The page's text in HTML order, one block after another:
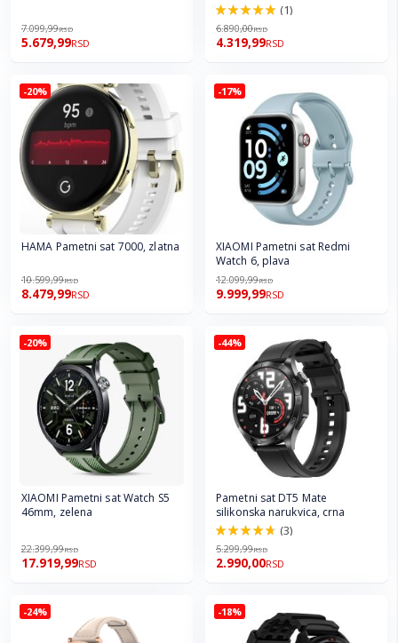
7.099,99RSD
5.679,99RSD
100.0%
(1)
6.890,00RSD
4.319,99RSD
-20%
HAMA Pametni sat 7000, zlatna
10.599,99RSD
8.479,99RSD
-17%
XIAOMI Pametni sat Redmi
Watch 6, plava
12.099,99RSD
9.999,99RSD
-20%
XIAOMI Pametni sat Watch S5
46mm, zelena
22.399,99RSD
17.919,99RSD
-44%
Pametni sat DT5 Mate
silikonska narukvica, crna
94.0%
(3)
5.299,99RSD
2.990,00RSD
-24% -18%